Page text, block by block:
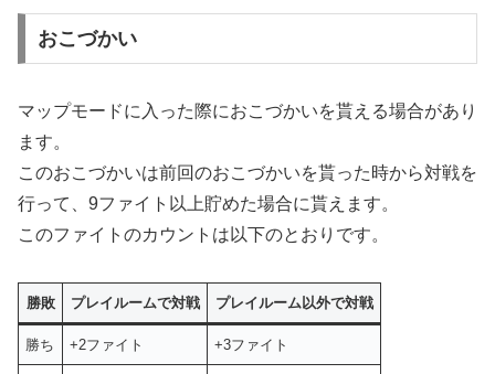
おこづかい
マップモードに入った際におこづかいを貰える場合があり
ます。
このおこづかいは前回のおこづかいを貰った時から対戦を
行って、9ファイト以上貯めた場合に貰えます。
このファイトのカウントは以下のとおりです。
勝敗 プレイルームで対戦 プレイルーム以外で対戦
勝ち +2ファイト +3ファイト